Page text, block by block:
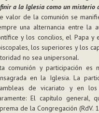
a la Iglesia como un misterio
valor de la comunión se
una alternancia entre la
y los concilios, el Papa y
los superiores y los
no sea unipersonal.
comunión y participación
en la Iglesia. La
de vicariato y en
El capítulo general,
de la Congregación (RdV.